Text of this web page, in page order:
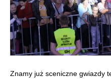
Znamy już sceniczne gwiazdy